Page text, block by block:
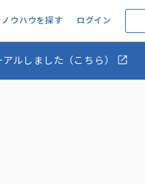
ノウハウを探す ログイン
しました（こちら）